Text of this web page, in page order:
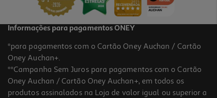
Informações para pagamentos ONEY
*para pagamentos com o Cartão Oney Auchan / Cartão
Oney Auchan+.
**Campanha Sem Juros para pagamentos com o Cartão
Oney Auchan / Cartão Oney Auchan+, em todos os
produtos assinalados na Loja de valor igual ou superior a